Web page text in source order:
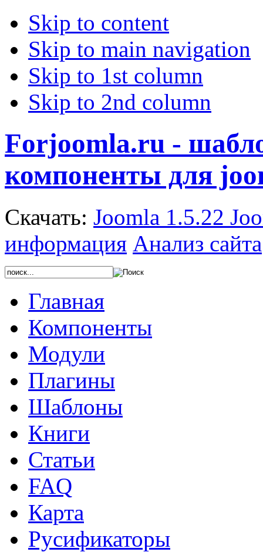
Skip to content
Skip to main navigation
Skip to 1st column
Skip to 2nd column
Forjoomla.ru -
компоненты для
Скачать: Joomla 1.5.22
информация Анализ сайта
Главная
Компоненты
Модули
Плагины
Шаблоны
Книги
Статьи
FAQ
Карта
Русификаторы